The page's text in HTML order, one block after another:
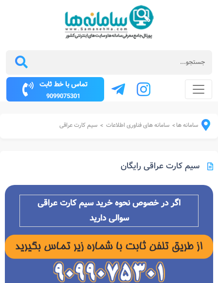
تماس با خط ثابت
9099075301
سامانه ها> سامانه های فناوری اطلاعات > سیم کارت عراقی
سیم کارت عراقی رایگان
اگر در خصوص نحوه خریدسیم کارت عراقی
سوالی دارید